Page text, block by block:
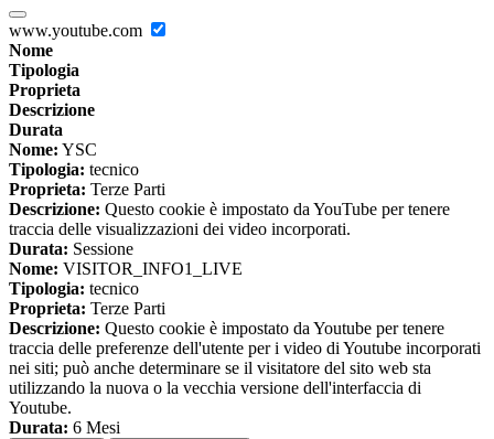
www.youtube.com
Nome
Tipologia
Proprieta
Descrizione
Durata
Nome: YSC
Tipologia: tecnico
Proprieta: Terze Parti
Descrizione: Questo cookie è impostato da YouTube per tenere
traccia delle visualizzazioni dei video incorporati.
Durata: Sessione
Nome: VISITOR_INFO1_LIVE
Tipologia: tecnico
Proprieta: Terze Parti
Descrizione: Questo cookie è impostato da Youtube per tenere
traccia delle preferenze dell'utente per i video di Youtube incorporati
nei siti; può anche determinare se il visitatore del sito web sta
utilizzando la nuova o la vecchia versione dell'interfaccia di
Youtube.
Durata: 6 Mesi